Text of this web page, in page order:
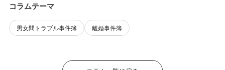
コラムテーマ
男女間トラブル事件簿 離婚事件簿